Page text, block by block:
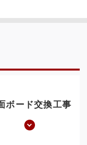
ボード交換工事